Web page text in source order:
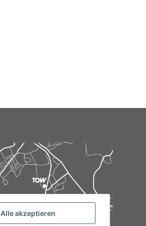
Alle akzeptieren